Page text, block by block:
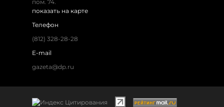
пом. 74.
показать на карте
Телефон
(812) 328-28-28
E-mail
gazeta@dp.ru